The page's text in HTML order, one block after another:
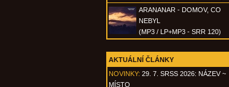
ARANANAR - DOMOV, CO
NEBYL
(MP3 / LP+MP3 - SRR 120)
AKTUÁLNÍ ČLÁNKY
NOVINKY: 29. 7. SRSS 2026: NÁZEV ~
MÍSTO